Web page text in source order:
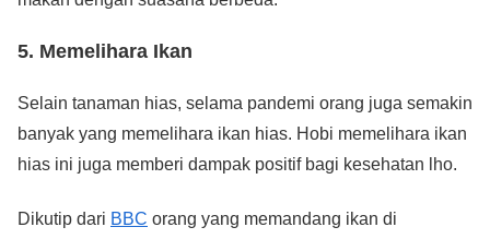
5. Memelihara Ikan
Selain tanaman hias, selama pandemi orang juga semakin
banyak yang memelihara ikan hias. Hobi memelihara ikan
hias ini juga memberi dampak positif bagi kesehatan lho.
Dikutip dari BBC orang yang memandang ikan di